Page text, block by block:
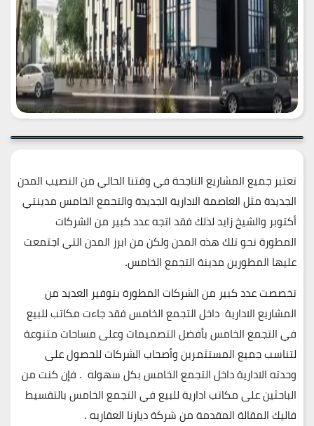
تعتبر جميع المشاريع الناجحة في وقتنا الحالي من النصيب المدن
الجديدة مثل العاصمة الادارية الجديدة والتجمع الخامس مدينتي
أكتوبر والشيخ زايد لذلك فقد اتجه عدد كبير من الشركات
المطورة نحو تلك هذه المدن ولكن من ابرز المدن التي اجتمعت
عليها المطورين مدينة التجمع الخامس.
تخصصت عدد كبير من الشركات المطورة بتوفير العديد من
المشاريع الادارية داخل التجمع الخامس فقد جاءت مكاتب للبيع
في التجمع الخامس بأفضل التصميمات وعلى مساحات متنوعة
لتناسب جميع المستثمرين وأصحاب الشركات للحصول على
وحدته الادارية داخل التجمع الخامس بكل سهوله . فإن كنت من
الباحثين على مكاتب ادارية للبيع في التجمع الخامس بالتقسيط
فاليك المقالة المقدمة من شركة ديارنا العقاريه .